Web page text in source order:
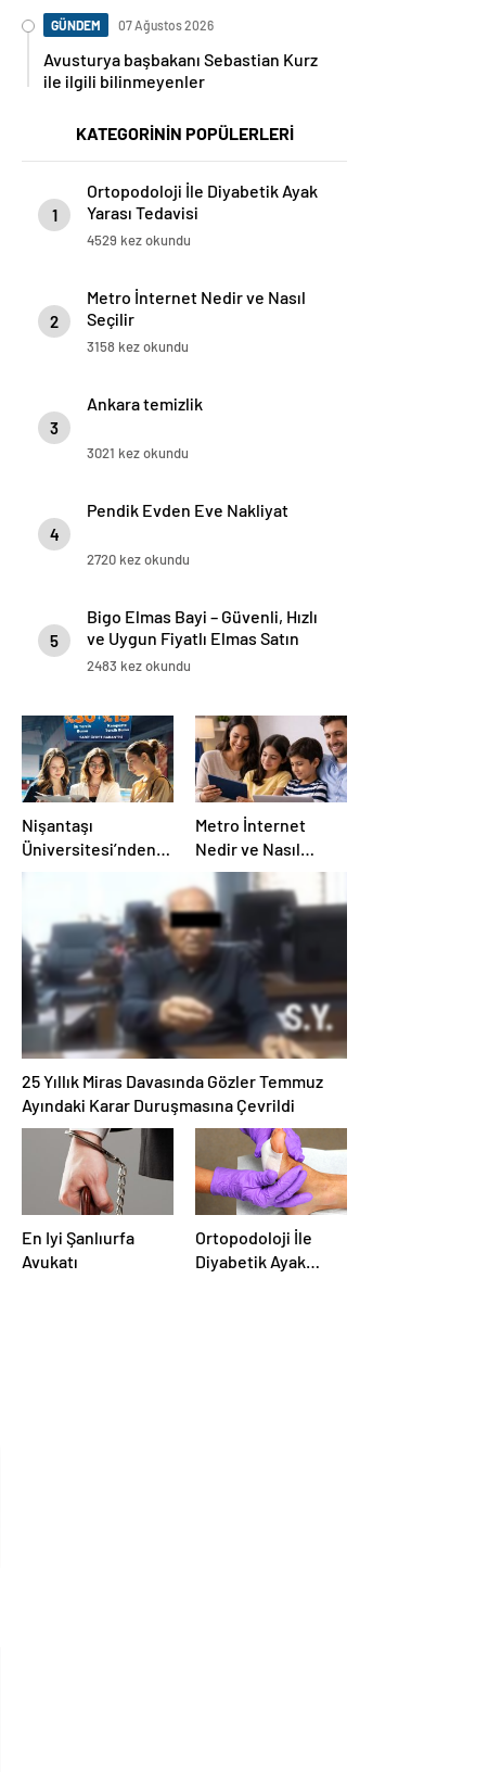
GÜNDEM 07 Ağustos 2026
Avusturya başbakanı Sebastian Kurz
ile ilgili bilinmeyenler
KATEGORİNİN POPÜLERLERİ
1
Ortopodoloji İle Diyabetik Ayak
Yarası Tedavisi
4529 kez okundu
2
Metro İnternet Nedir ve Nasıl
Seçilir
3158 kez okundu
3
Ankara temizlik
3021 kez okundu
4
Pendik Evden Eve Nakliyat
2720 kez okundu
5
Bigo Elmas Bayi – Güvenli, Hızlı
ve Uygun Fiyatlı Elmas Satın
Almanın Yeni Adresi
2483 kez okundu
Nişantaşı
Üniversitesi’nden
2026 YKS
Adaylarına Çifte
Güvence: Sabit
Ücret ve Kesintisiz
Burs
Metro İnternet
Nedir ve Nasıl
Seçilir
25 Yıllık Miras Davasında Gözler Temmuz
Ayındaki Karar Duruşmasına Çevrildi
En Iyi Şanlıurfa
Avukatı
Ortopodoloji İle
Diyabetik Ayak